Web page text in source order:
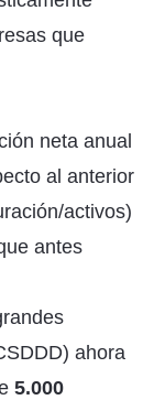
que
neta anual
al anterior
activos)
antes
ahora
5.000